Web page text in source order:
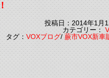
投稿日：2014年1月
カテゴリー：
タグ：VOXブログ/蕨市VOX新車